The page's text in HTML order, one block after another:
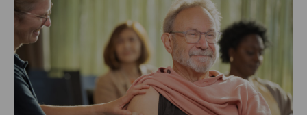
Lees
meer
over
GGD
belt
voor
een